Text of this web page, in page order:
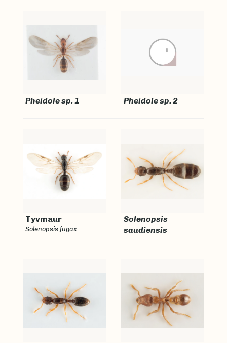
Pheidole sp. 1 Pheidole sp. 2
Tyvmaur
Solenopsis fugax
Solenopsis
saudiensis